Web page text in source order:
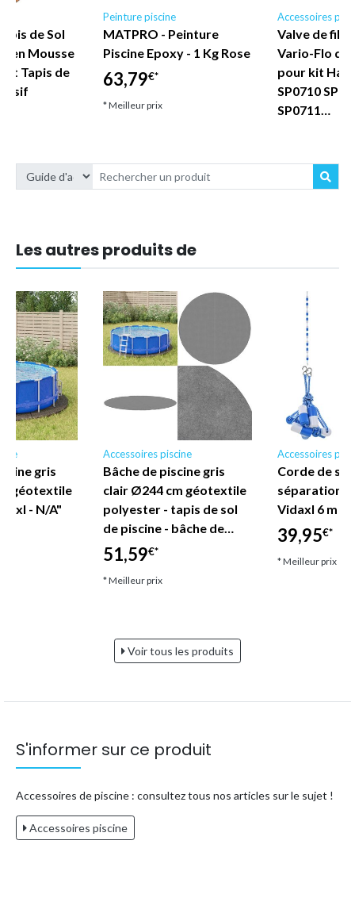
de Sol
en Mousse
Tapis de
Peinture piscine
MATPRO - Peinture
Piscine Epoxy - 1 Kg Rose
63,79€*
* Meilleur prix
Accessoires
Valve de
Vario-Flo de
pour kit
SP0710
SP0711…
* Meilleur prix
Les autres produits de
gris
géotextile
- N/A"
Accessoires piscine
Bâche de piscine gris
clair Ø244 cm géotextile
polyester - tapis de sol
de piscine - bâche de…
51,59€*
* Meilleur prix
Accessoires
Corde de
séparation
Vidaxl 6 m
39,95€*
* Meilleur prix
Voir tous les produits
S'informer sur ce produit
Accessoires de piscine : consultez tous nos articles sur le sujet !
Accessoires piscine